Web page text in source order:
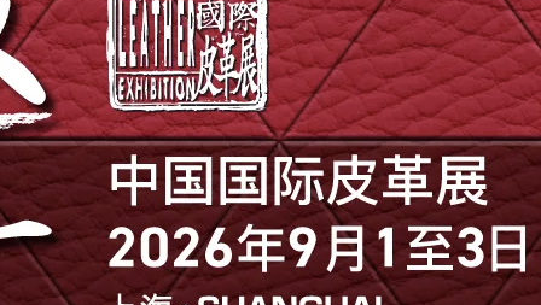
2026中国国际皮革展
ACLE
2026中国国际皮革展